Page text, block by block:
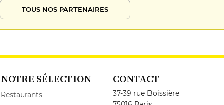
TOUS NOS PARTENAIRES
NOTRE SÉLECTION
Restaurants
CONTACT
37-39 rue Boissière